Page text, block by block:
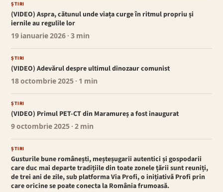
ȘTIRI
(VIDEO) Aspra, cătunul unde viața curge în ritmul propriu și
iernile au regulile lor
19 ianuarie 2026 · 3 min
ȘTIRI
(VIDEO) Adevărul despre ultimul dinozaur comunist
18 octombrie 2025 · 1 min
ȘTIRI
(VIDEO) Primul PET-CT din Maramureș a fost inaugurat
9 octombrie 2025 · 2 min
ȘTIRI
Gusturile bune românești, meșteșugarii autentici și gospodarii
care duc mai departe tradițiile din toate zonele țării sunt reuniți,
de trei ani de zile, sub platforma Via Profi, o inițiativă Profi prin
care oricine se poate conecta la România frumoasă.